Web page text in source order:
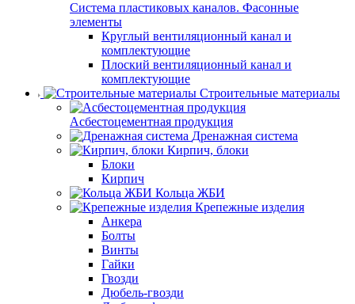
Система пластиковых каналов. Фасонные
элементы
Круглый вентиляционный канал и
комплектующие
Плоский вентиляционный канал и
комплектующие
Строительные материалы
Асбестоцементная продукция
Дренажная система
Кирпич, блоки
Блоки
Кирпич
Кольца ЖБИ
Крепежные изделия
Анкера
Болты
Винты
Гайки
Гвозди
Дюбель-гвозди